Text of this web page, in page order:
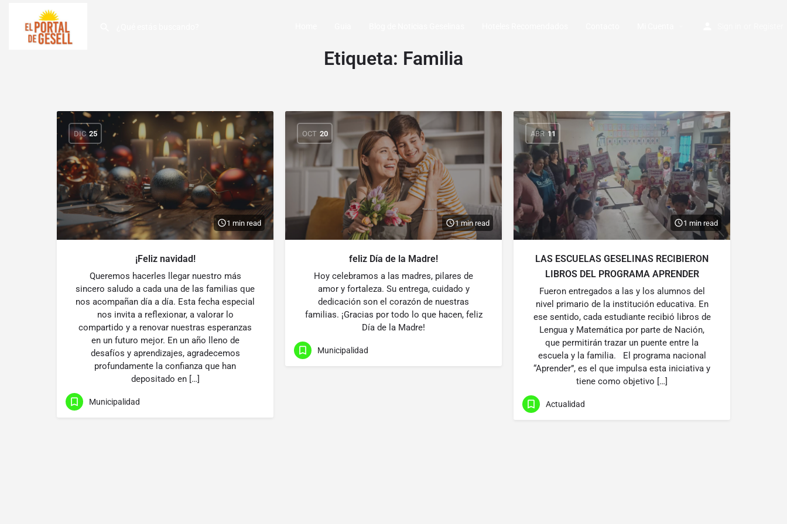
Etiqueta: Familia
DIC 25
1 min read
¡Feliz navidad!
Queremos hacerles llegar nuestro más
sincero saludo a cada una de las familias que
nos acompañan día a día. Esta fecha especial
nos invita a reflexionar, a valorar lo
compartido y a renovar nuestras esperanzas
en un futuro mejor. En un año lleno de
desafíos y aprendizajes, agradecemos
profundamente la confianza que han
depositado en […]
Municipalidad
OCT 20
1 min read
feliz Día de la Madre!
Hoy celebramos a las madres, pilares de
amor y fortaleza. Su entrega, cuidado y
dedicación son el corazón de nuestras
familias. ¡Gracias por todo lo que hacen, feliz
Día de la Madre!
Municipalidad
ABR 11
1 min read
LAS ESCUELAS GESELINAS RECIBIERON
LIBROS DEL PROGRAMA APRENDER
Fueron entregados a las y los alumnos del
nivel primario de la institución educativa. En
ese sentido, cada estudiante recibió libros de
Lengua y Matemática por parte de Nación,
que permitirán trazar un puente entre la
escuela y la familia. El programa nacional
“Aprender”, es el que impulsa esta iniciativa y
tiene como objetivo […]
Actualidad